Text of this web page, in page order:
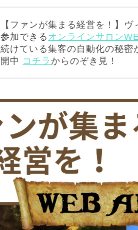
【ファンが集まる経営を！】
参加できる オンラインサロン
続けている集客の自動化の秘密
開中 コチラ からのぞき見！